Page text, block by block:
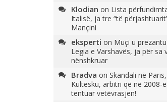
Klodian on Lista
Italisë, ja tre “të
Mançini
eksperti on Muçi u
Legia e Varshavës, ja për sa
nënshkruar
Bradva on Skandali në Paris,
Kultesku, arbitri që në 2008-
tentuar vetëvrasjen!